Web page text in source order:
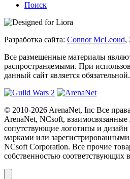
Поиск
Разработка сайта: Connor McLeoud,
Все размещенные материалы
распространяемыми. При
данный сайт является обязательной.
© 2010-2026 ArenaNet, Inc Все
ArenaNet, NCsoft,
сопутствующие логотипы и
марками или
NCsoft Corporation. Все прочие
собственностью соответствующих